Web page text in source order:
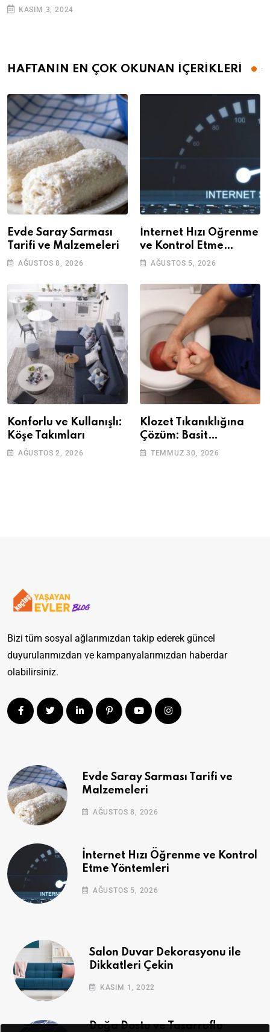
KASIM 3, 2024
HAFTANIN EN ÇOK OKUNAN İÇERİKLERİ
Evde Saray Sarması
Tarifi ve Malzemeleri
AĞUSTOS 8, 2026
İnternet Hızı Öğrenme
ve Kontrol Etme
Yöntemleri
AĞUSTOS 5, 2026
Konforlu ve Kullanışlı:
Köşe Takımları
AĞUSTOS 2, 2026
Klozet Tıkanıklığına
Çözüm: Basit
Adımlarla Klozetinizi
TEMMUZ 30, 2026
Bizi tüm sosyal ağlarımızdan takip ederek güncel
duyurularımızdan ve kampanyalarımızdan haberdar
olabilirsiniz.
Evde Saray Sarması Tarifi ve
Malzemeleri
AĞUSTOS 8, 2026
İnternet Hızı Öğrenme ve Kontrol
Etme Yöntemleri
AĞUSTOS 5, 2026
Salon Duvar Dekorasyonu ile
Dikkatleri Çekin
KASIM 1, 2022
Doğa Dostu ve Tasarruflu